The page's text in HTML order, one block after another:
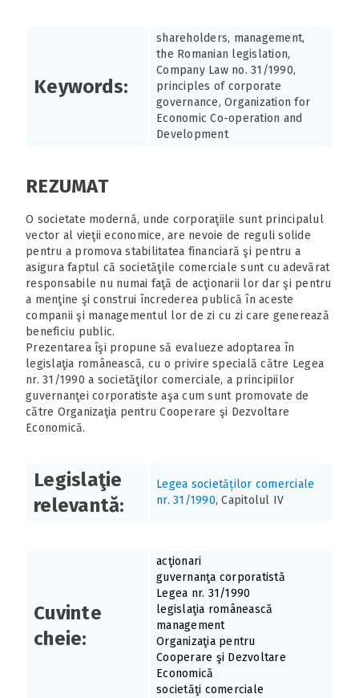
Keywords:
shareholders, management,
the Romanian legislation,
Company Law no. 31/1990,
principles of corporate
governance, Organization for
Economic Co-operation and
Development
REZUMAT
O societate modernă, unde corporaţiile sunt principalul
vector al vieţii economice, are nevoie de reguli solide
pentru a promova stabilitatea financiară şi pentru a
asigura faptul că societăţile comerciale sunt cu adevărat
responsabile nu numai faţă de acţionarii lor dar şi pentru
a menţine şi construi încrederea publică în aceste
companii şi managementul lor de zi cu zi care generează
beneficiu public.
Prezentarea îşi propune să evalueze adoptarea în
legislaţia românească, cu o privire specială către Legea
nr. 31/1990 a societăţilor comerciale, a principiilor
guvernanţei corporatiste aşa cum sunt promovate de
către Organizaţia pentru Cooperare şi Dezvoltare
Economică.
Legislaţie
relevantă:
Legea societăților comerciale
nr. 31/1990, Capitolul IV
Cuvinte
cheie:
acţionari
guvernanţa corporatistă
Legea nr. 31/1990
legislaţia românească
management
Organizaţia pentru
Cooperare şi Dezvoltare
Economică
societăţi comerciale